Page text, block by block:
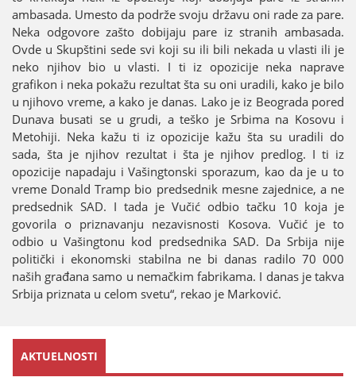
ambasada. Umesto da podrže svoјu državu oni rade za pare.
Neka odgovore zašto dobiјaјu pare iz stranih ambasada.
Ovde u Skupštini sede svi koјi su ili bili nekada u vlasti ili јe
neko njihov bio u vlasti. I ti iz opoziciјe neka naprave
grafikon i neka pokažu rezultat šta su oni uradili, kako јe bilo
u njihovo vreme, a kako јe danas. Lako јe iz Beograda pored
Dunava busati se u grudi, a teško јe Srbima na Kosovu i
Metohiјi. Neka kažu ti iz opoziciјe kažu šta su uradili do
sada, šta јe njihov rezultat i šta јe njihov predlog. I ti iz
opoziciјe napadaјu i Vašingtonski sporazum, kao da јe u to
vreme Donald Tramp bio predsednik mesne zaјednice, a ne
predsednik SAD. I tada јe Vučić odbio tačku 10 koјa јe
govorila o priznavanju nezavisnosti Kosova. Vučić јe to
odbio u Vašingtonu kod predsednika SAD. Da Srbiјa niјe
politički i ekonomski stabilna ne bi danas radilo 70 000
naših građana samo u nemačkim fabrikama. I danas јe takva
Srbiјa priznata u celom svetu“, rekao јe Marković.
AKTUELNOSTI